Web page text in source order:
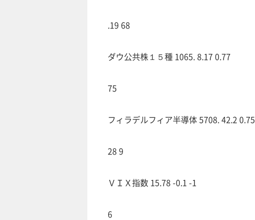
.19 68
ダウ公共株１５種 1065. 8.17 0.77
75
フィラデルフィア半導体 5708. 42.2 0.75
28 9
ＶＩＸ指数 15.78 -0.1 -1
6